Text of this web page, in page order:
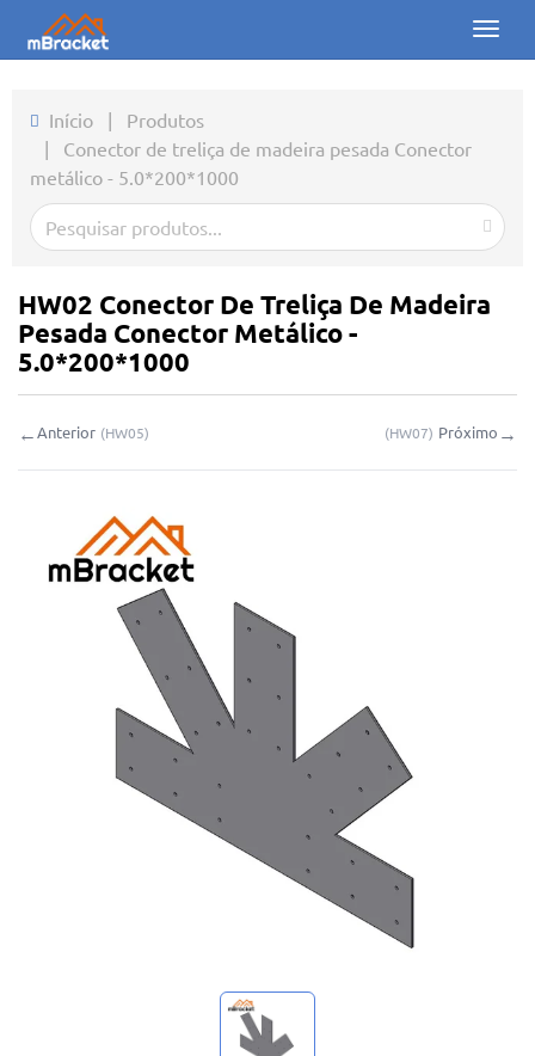
Toggle
Produtos
Sobre nós
Downloads
Minhas consultas
🌐 Language ▼
Início | Produtos
| Conector de treliça de madeira pesada Conector
metálico - 5.0*200*1000
HW02 Conector De Treliça De Madeira
Pesada Conector Metálico -
5.0*200*1000
←Anterior (HW05) (HW07) Próximo →